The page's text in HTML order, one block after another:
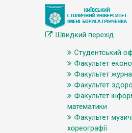
Швидкий перехід
Студентський
Факультет
Факультет
Факультет
Факультет
математики
Факультет
хореографії